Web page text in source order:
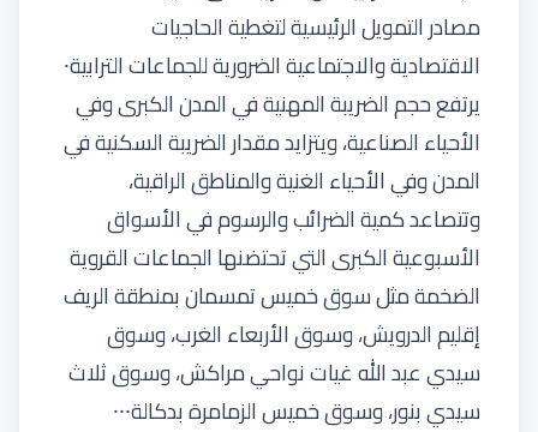
مصادر التمويل الرئيسية لتغطية الحاجيات
الاقتصادية والاجتماعية الضرورية للجماعات الترابية⸱
يرتفع حجم الضريبة المهنية في المدن الكبرى وفي
الأحياء الصناعية، ويتزايد مقدار الضريبة السكنية في
المدن وفي الأحياء الغنية والمناطق الراقية،
وتتصاعد كمية الضرائب والرسوم في الأسواق
الأسبوعية الكبرى التي تحتضنها الجماعات القروية
الضخمة مثل سوق خميس تمسمان بمنطقة الريف
إقليم الدرويش، وسوق الأربعاء الغرب، وسوق
سيدي عبد الله غيات نواحي مراكش، وسوق ثلاث
سيدي بنور، وسوق خميس الزمامرة بدكالة⸱⸱⸱